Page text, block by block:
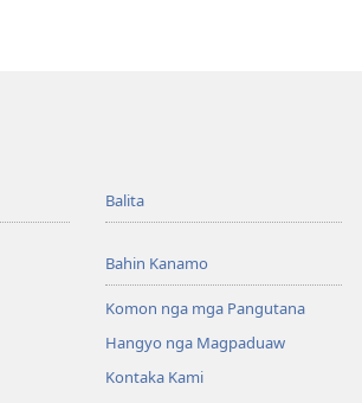
Balita
Bahin Kanamo
Komon nga mga Pangutana
Hangyo nga Magpaduaw
Kontaka Kami